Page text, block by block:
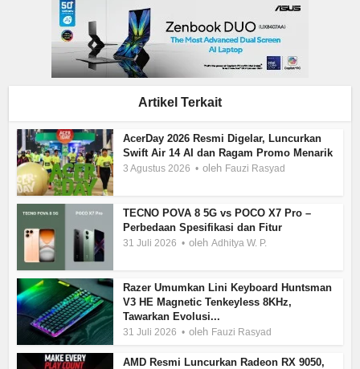
Artikel Terkait
AcerDay 2026 Resmi Digelar, Luncurkan
Swift Air 14 AI dan Ragam Promo Menarik
3 Agustus 2026 oleh Fauzi Rasyad
TECNO POVA 8 5G vs POCO X7 Pro –
Perbedaan Spesifikasi dan Fitur
31 Juli 2026 olehAdhitya W. P.
Razer Umumkan Lini Keyboard Huntsman
V3 HE Magnetic Tenkeyless 8KHz,
Tawarkan Evolusi...
31 Juli 2026 oleh Fauzi Rasyad
AMD Resmi Luncurkan Radeon RX 9050,